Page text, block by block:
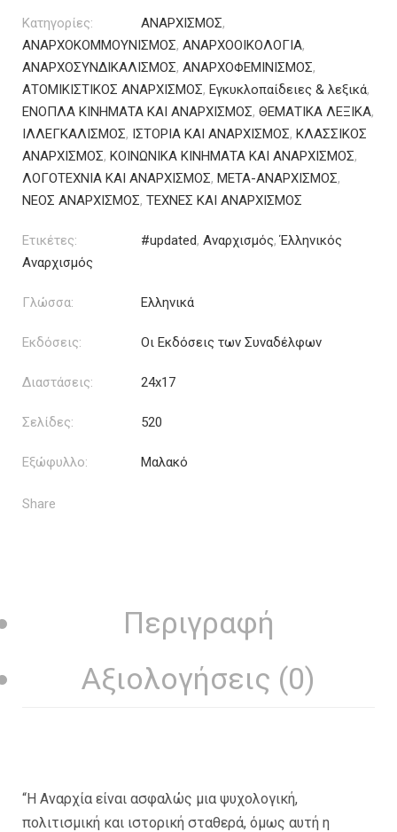
Κατηγορίες: ΑΝΑΡΧΙΣΜΟΣ,
ΑΝΑΡΧΟΚΟΜΜΟΥΝΙΣΜΟΣ, ΑΝΑΡΧΟΟΙΚΟΛΟΓΙΑ,
ΑΝΑΡΧΟΣΥΝΔΙΚΑΛΙΣΜΟΣ, ΑΝΑΡΧΟΦΕΜΙΝΙΣΜΟΣ,
ΑΤΟΜΙΚΙΣΤΙΚΟΣ ΑΝΑΡΧΙΣΜΟΣ, Εγκυκλοπαίδειες & λεξικά,
ΕΝΟΠΛΑ ΚΙΝΗΜΑΤΑ ΚΑΙ ΑΝΑΡΧΙΣΜΟΣ, ΘΕΜΑΤΙΚΑ ΛΕΞΙΚΑ,
ΙΛΛΕΓΚΑΛΙΣΜΟΣ, ΙΣΤΟΡΙΑ ΚΑΙ ΑΝΑΡΧΙΣΜΟΣ, ΚΛΑΣΣΙΚΟΣ
ΑΝΑΡΧΙΣΜΟΣ, ΚΟΙΝΩΝΙΚΑ ΚΙΝΗΜΑΤΑ ΚΑΙ ΑΝΑΡΧΙΣΜΟΣ,
ΛΟΓΟΤΕΧΝΙΑ ΚΑΙ ΑΝΑΡΧΙΣΜΟΣ, ΜΕΤΑ-ΑΝΑΡΧΙΣΜΟΣ,
ΝΕΟΣ ΑΝΑΡΧΙΣΜΟΣ, ΤΕΧΝΕΣ ΚΑΙ ΑΝΑΡΧΙΣΜΟΣ
Ετικέτες: #updated, Αναρχισμός,Έλληνικός
Αναρχισμός
Γλώσσα: Ελληνικά
Εκδόσεις: Οι Εκδόσεις των Συναδέλφων
Διαστάσεις: 24x17
Σελίδες: 520
Εξώφυλλο: Μαλακό
Share
Περιγραφή
Αξιολογήσεις (0)
“Η Αναρχία είναι ασφαλώς μια ψυχολογική,
πολιτισμική και ιστορική σταθερά, όμως αυτή η